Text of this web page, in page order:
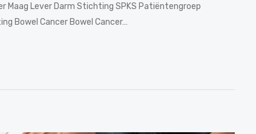
Maag Lever Darm Stichting SPKS Patiëntengroep
Bowel Cancer Bowel Cancer…